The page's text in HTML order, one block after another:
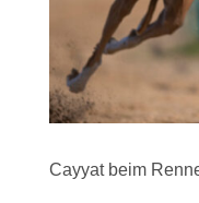
Cayyat beim